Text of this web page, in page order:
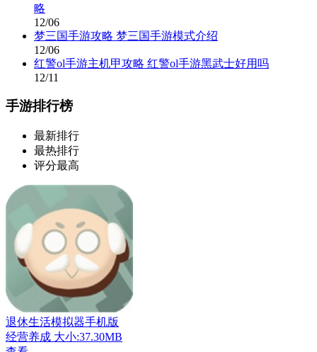
略
12/06
梦三国手游攻略 梦三国手游模式介绍
12/06
红警ol手游主机甲攻略 红警ol手游黑武士好用吗
12/11
手游排行榜
最新排行
最热排行
评分最高
退休生活模拟器手机版
经营养成 大小:37.30MB